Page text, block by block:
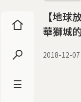
【地球
華獅城的黑暗面
2018-12-07